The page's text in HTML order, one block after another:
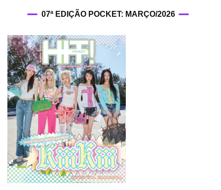
07ª EDIÇÃO POCKET: MARÇO/2026